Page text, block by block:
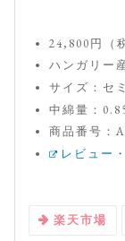
24,800円（
ハンガリー
サイズ：セ
中綿量：
商品番号：
レビュー
楽天市場